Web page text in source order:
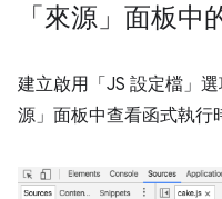
「來源」面板
建立啟用「JS 設定檔」
源」面板中查看函式執行